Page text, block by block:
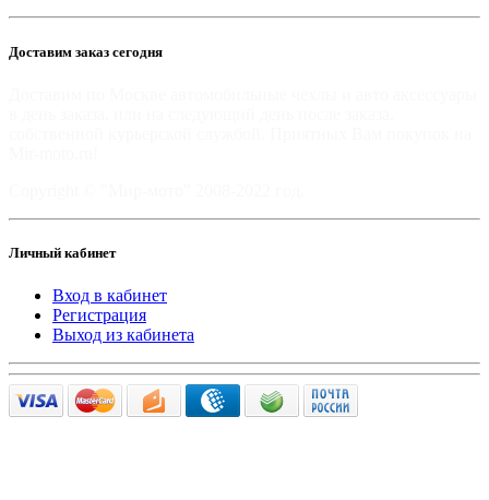
Доставим заказ сегодня
Личный кабинет
Вход в кабинет
Регистрация
Выход из кабинета